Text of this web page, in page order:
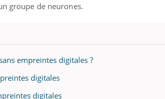
groupe de neurones.
empreintes digitales ?
digitales
digitales